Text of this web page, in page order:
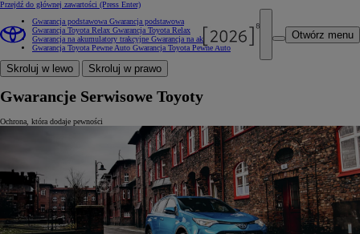
Przejdź do głównej zawartości (Press Enter)
Otwórz menu
Gwarancja podstawowa Gwarancja podstawowa
Gwarancja Toyota Relax Gwarancja Toyota Relax
Gwarancja na akumulatory trakcyjne Gwarancja na akumulatory trakcyjne
Gwarancja Toyota Pewne Auto Gwarancja Toyota Pewne Auto
Skroluj w lewo Skroluj w prawo
Gwarancje Serwisowe Toyoty
Ochrona, która dodaje pewności